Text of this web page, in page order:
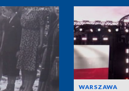
WARSZAWA